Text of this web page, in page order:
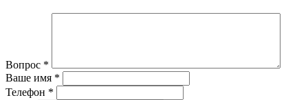
Вопрос *
Ваше имя *
Телефон *